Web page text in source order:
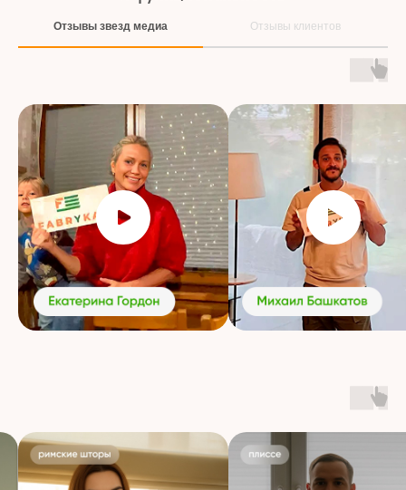
Отзывы звезд медиа Отзывы клиентов
Изготовили свыше 150.000 штор
Европейские ткани
и немецкая фурнитура
Надёжность, эстетика и срок службы
до 12 лет
Собственная
доставка
Точно в срок, без повреждений
и с гарантией
Команда
с опытом от 7 лет
Консультации, замеры и установка —